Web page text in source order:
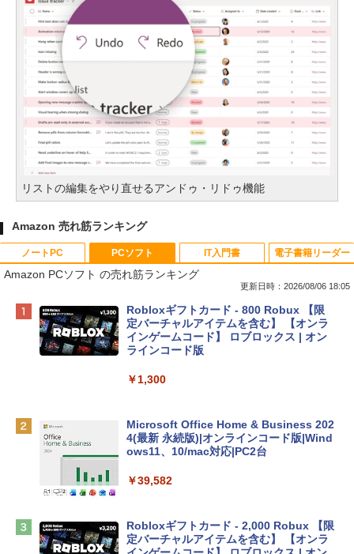
リストの編集をやり直せるアンドゥ・リドゥ機能
Amazon 売れ筋ランキング
ノートPC
Apple 2026 MacBook Neo A18 Proチッ
プ搭載13インチノートブック：AIとAppl
e Intelligenceのために設計、Liquid Ret
inaディスプレイ、8GBユニファイドメモ
eTime HDカメラ、Touch ID - インディ
￥137,800
ンケース Dell NEC Lavie ASUS HP dyna
￥2,952
PCソフト
Amazon PCソフト の売れ筋ランキング
更新日時：2026/08/06 18:05
Robloxギフトカード - 800 Robux 【限
定バーチャルアイテムを含む】 【オンラ
インゲームコード】 ロブロックス | オン
ラインコード版
￥1,300
Microsoft Office Home & Business 202
4(最新 永続版)|オンラインコード版|Wind
ows11、10/mac対応|PC2台
￥39,582
Robloxギフトカード - 2,000 Robux 【限
定バーチャルアイテムを含む】 【オンラ
IT入門書 電子書籍リーダー